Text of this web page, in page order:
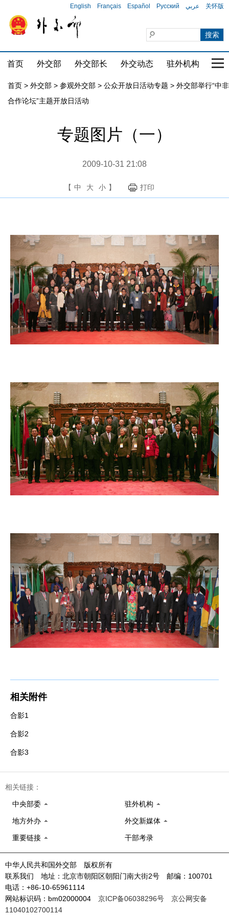
English Français Español Русский عربي 关怀版
首页 外交部 外交部长 外交动态 驻外机构 国
首页 > 外交部 > 参观外交部 > 公众开放日活动专题 > 外交部举行“中非
合作论坛”主题开放日活动
专题图片（一）
2009-10-31 21:08
【 中 大 小 】 打印
相关附件
合影1
合影2
合影3
相关链接：
中央部委 驻外机构
地方外办 外交新媒体
重要链接 干部考录
中华人民共和国外交部 版权所有
联系我们 地址：北京市朝阳区朝阳门南大街2号 邮编：100701
电话：+86-10-65961114
网站标识码：bm02000004 京ICP备06038296号
京公网安备
11040102700114